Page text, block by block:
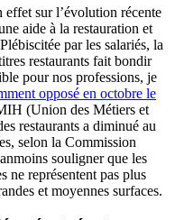
effet sur l’évolution récente
aide à la restauration et
par les salariés, la
restaurants fait bondir
pour nos professions, je
opposé en octobre le
(Union des Métiers et
restaurants a diminué au
selon la Commission
souligner que les
ne représentent pas plus
et moyennes surfaces.